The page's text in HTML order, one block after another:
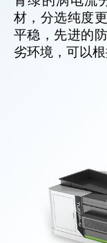
材，分选纯度
平稳，先进的
劣环境，可以